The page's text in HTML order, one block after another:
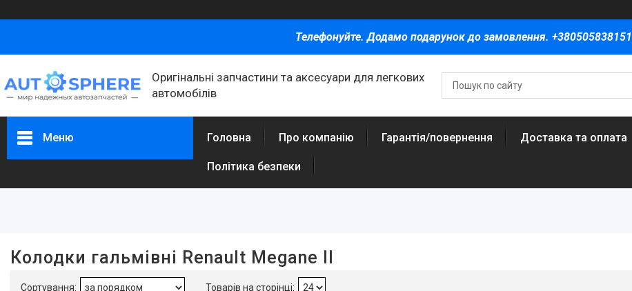
Телефонуйте. Додамо подарунок до замовлення. +380505838151
Оригінальні запчастини та аксесуари для легкових
автомобілів
Меню
Каталог товаров
Головна Про компанію Гарантія/повернення Доставка та оплата
Політика безпеки
Колодки гальмівні Renault Megane II